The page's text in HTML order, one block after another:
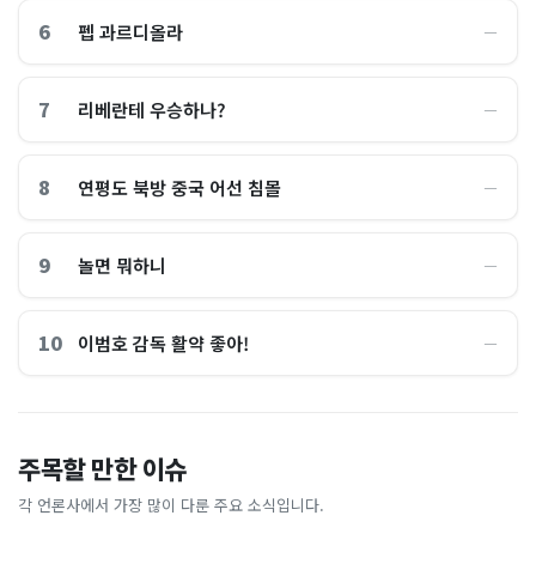
6 펩 과르디올라 ―
7 리베란테 우승하나? ―
8 연평도 북방 중국 어선 침몰 ―
9 놀면 뭐하니 ―
10 이범호 감독 활약 좋아! ―
주목할 만한 이슈
각 언론사에서 가장 많이 다룬 주요 소식입니다.
홈플러스, 2000억원으로 '시
간'을 샀다
비즈워치
왜?매일경제
[날씨] 오늘 밤 또 내린다...내
륙 중심 최대 150mm
졌다...국산 53개 중소기업이